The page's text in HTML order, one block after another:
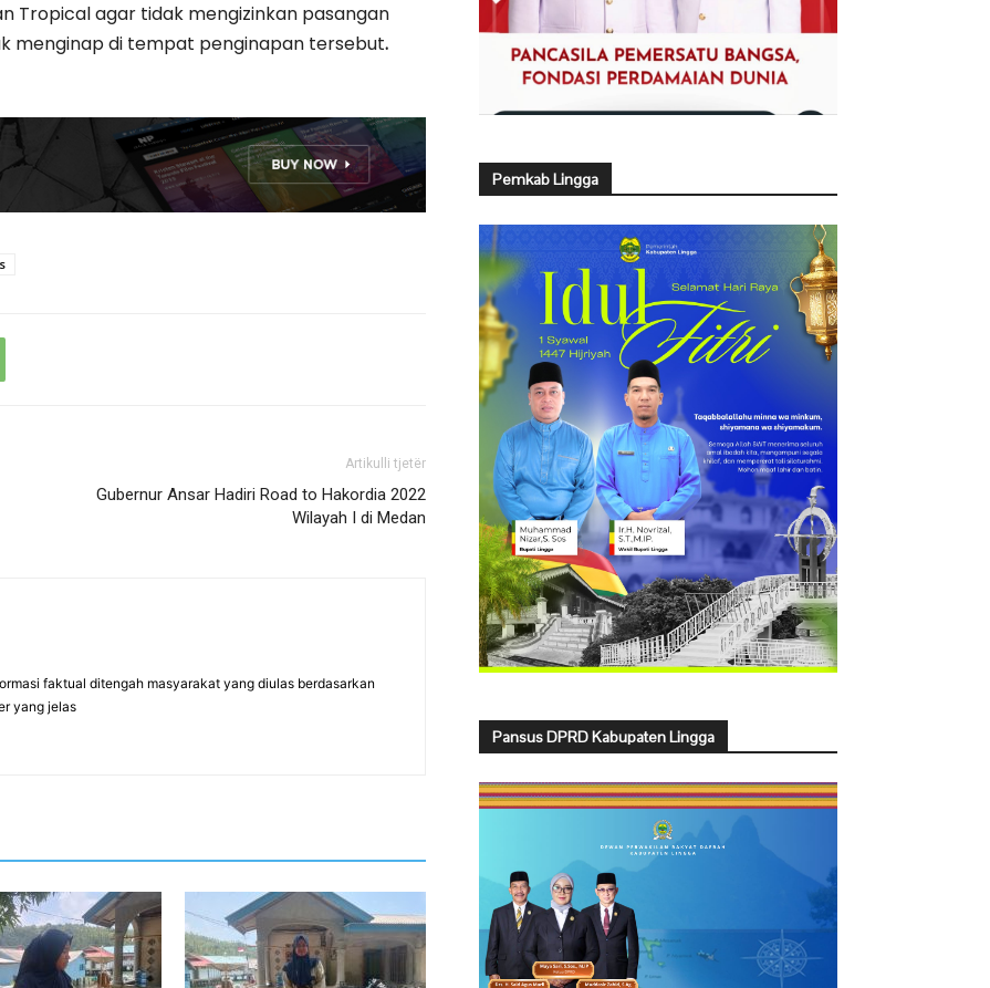
Tropical agar tidak mengizinkan pasangan
menginap di tempat penginapan tersebut.
Artikulli tjetër
Gubernur Ansar Hadiri Road to Hakordia 2022
Wilayah I di Medan
faktual ditengah masyarakat yang diulas berdasarkan
yang jelas
Pemkab Lingga
Pansus DPRD Kabupaten Lingga